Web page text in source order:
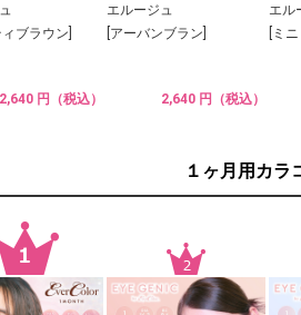
ブラウン]
2,640 円（税込）
エルージュ
[アーバンブラン]
2,640 円（税込）
エル
[ミ
１ヶ月用カラ